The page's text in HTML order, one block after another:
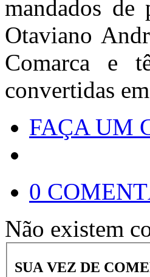
mandados
Otaviano
Comarca e
convertidas
FAÇA UM
0
Não existem
SUA VEZ DE